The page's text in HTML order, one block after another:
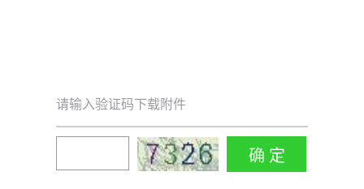
请输入验证码下载附件